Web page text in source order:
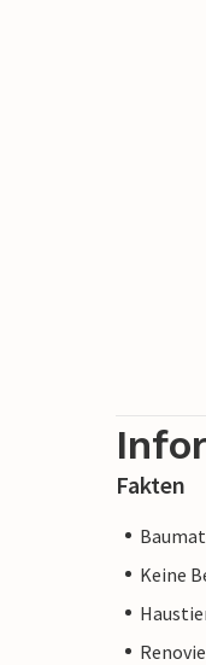
Fakten
Keine